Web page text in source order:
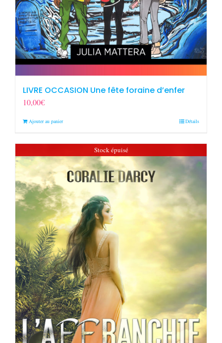
LIVRE OCCASION Une fête foraine d’enfer
10,00€
Ajouter au panier Détails
Stock épuisé